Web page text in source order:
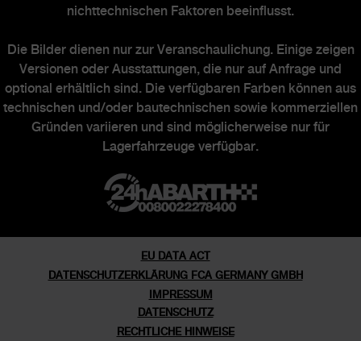
ABARTH WELT
Abarth Heritage
Markengeschichte
Abarth Officine
Ehemalige Sondermodelle
nichttechnischen Faktoren beeinflusst.
Die Bilder dienen nur zur Veranschaulichung. Einige zeigen
Versionen oder Ausstattungen, die nur auf Anfrage und
optional erhältlich sind. Die verfügbaren Farben können aus
technischen und/oder bautechnischen sowie kommerziellen
Gründen variieren und sind möglicherweise nur für
Lagerfahrzeuge verfügbar.
EU DATA ACT
DATENSCHUTZERKLÄRUNG FCA GERMANY GMBH
IMPRESSUM
DATENSCHUTZ
RECHTLICHE HINWEISE